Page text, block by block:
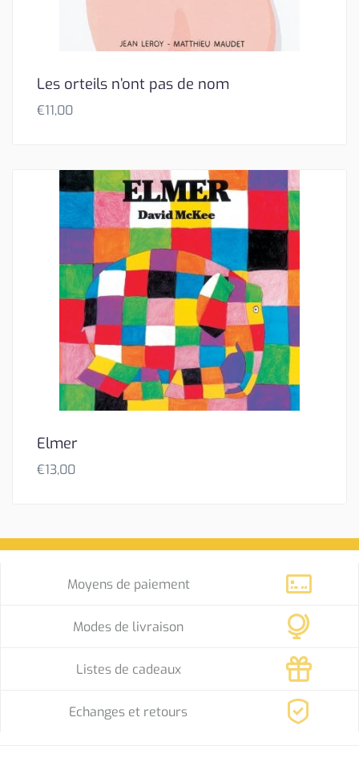
Les orteils n’ont pas de nom
€11,00
Elmer
€13,00
Moyens de paiement
Modes de livraison
Listes de cadeaux
Echanges et retours